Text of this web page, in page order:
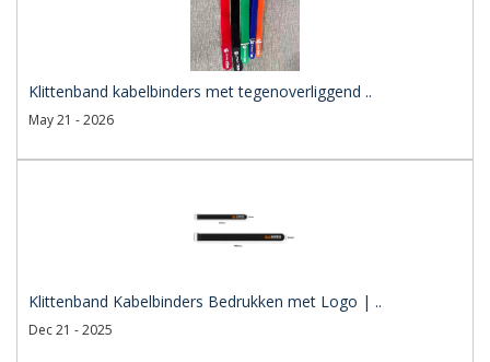
Klittenband kabelbinders met tegenoverliggend ..
May 21 - 2026
Klittenband Kabelbinders Bedrukken met Logo | ..
Dec 21 - 2025